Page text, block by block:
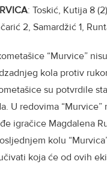
: Toskić, Kutija 8
2, Samardžić 1,
“Murvice”
kola protiv
su potvrdile
U redovima
igračice Magdalena
kolu
koja će od ovih